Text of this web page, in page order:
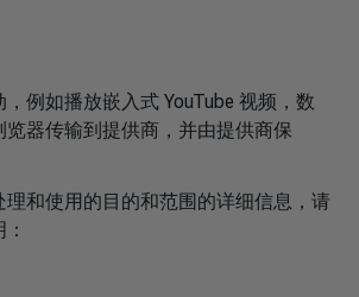
例如播放嵌入式 YouTube 视频，数
器传输到提供商，并由提供商保
理和使用的目的和范围的详细信息，请